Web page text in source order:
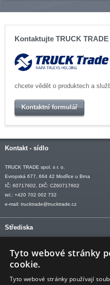
Kontaktujte TRUCK TRADE
chcete vědět o produktech a
Kontaktní formulář
Kontakt - sídlo
TRUCK TRADE spol. s r. o.
Evropská 677, 664 42 Modřice u Brna
IČ: 60717602, DIČ: CZ60717602
tel.: +420 702 002 732
e-mail: trucktrade@trucktrade.cz
Střediska
OSTRAVA tel: +420 602 547 882
OTROKOVICE tel: +420 577 110 921-2
Tyto webové stránky
cookie.
Tyto webové stránky používají